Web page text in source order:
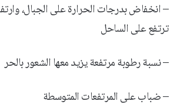
– انخفاض بدرجات الحرارة على الجبال،
ترتفع على الساحل
– نسبة رطوبة مرتفعة يزيد معها الشعور بالحر
– ضباب على المرتفعات المتوسطة